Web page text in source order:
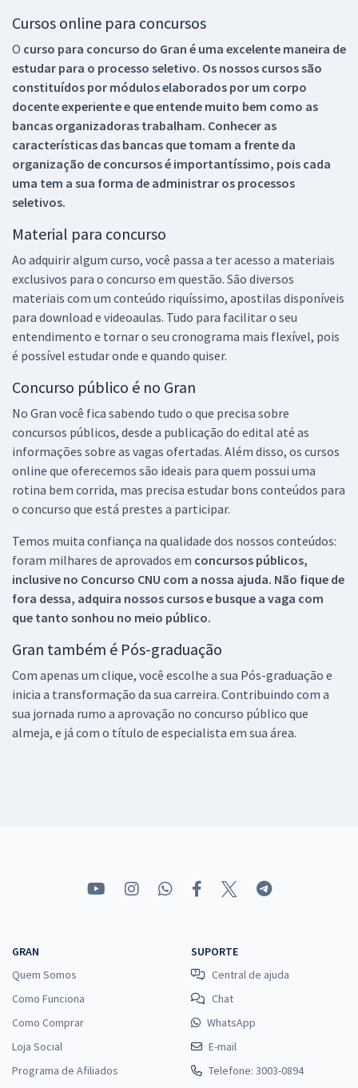
Cursos online para concursos
O curso para concurso do Gran é uma excelente maneira de
estudar para o processo seletivo. Os nossos cursos são
constituídos por módulos elaborados por um corpo
docente experiente e que entende muito bem como as
bancas organizadoras trabalham. Conhecer as
características das bancas que tomam a frente da
organização de concursos é importantíssimo, pois cada
uma tem a sua forma de administrar os processos
seletivos.
Material para concurso
Ao adquirir algum curso, você passa a ter acesso a materiais
exclusivos para o concurso em questão. São diversos
materiais com um conteúdo riquíssimo, apostilas disponíveis
para download e videoaulas. Tudo para facilitar o seu
entendimento e tornar o seu cronograma mais flexível, pois
é possível estudar onde e quando quiser.
Concurso público é no Gran
No Gran você fica sabendo tudo o que precisa sobre
concursos públicos, desde a publicação do edital até as
informações sobre as vagas ofertadas. Além disso, os cursos
online que oferecemos são ideais para quem possui uma
rotina bem corrida, mas precisa estudar bons conteúdos para
o concurso que está prestes a participar.
Temos muita confiança na qualidade dos nossos conteúdos:
foram milhares de aprovados em concursos públicos,
inclusive no Concurso CNU com a nossa ajuda. Não fique de
fora dessa, adquira nossos cursos e busque a vaga com
que tanto sonhou no meio público.
Gran também é Pós-graduação
Com apenas um clique, você escolhe a sua Pós-graduação e
inicia a transformação da sua carreira. Contribuindo com a
sua jornada rumo a aprovação no concurso público que
almeja, e já com o título de especialista em sua área.
GRAN
Quem Somos
Como Funciona
Como Comprar
Loja Social
Programa de Afiliados
SUPORTE
Central de ajuda
Chat
WhatsApp
E-mail
Telefone: 3003-0894